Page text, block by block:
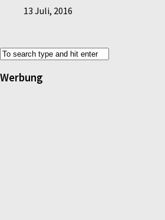
13 Juli, 2016
Werbung